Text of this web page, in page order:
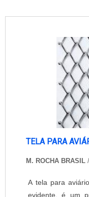
TELA PARA
M. ROCHA BRASIL
A tela para
evidente, é um